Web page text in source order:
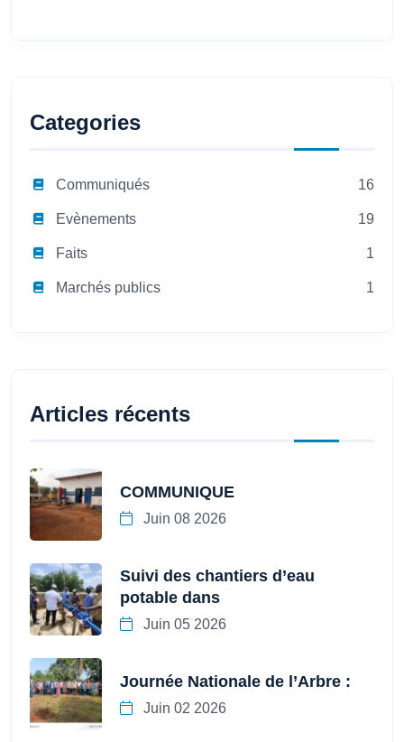
Categories
Communiqués 16
Evènements 19
Faits 1
Marchés publics 1
Articles récents
COMMUNIQUE
Juin 08 2026
Suivi des chantiers d’eau
potable dans
Juin 05 2026
Journée Nationale de l’Arbre :
Juin 02 2026